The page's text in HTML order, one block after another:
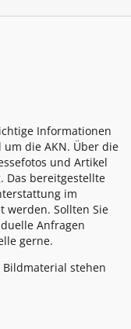
Informationen
die AKN. Über die
und Artikel
Das bereitgestellte
im
werden. Sollten Sie
Anfragen
gerne.
Bildmaterial stehen